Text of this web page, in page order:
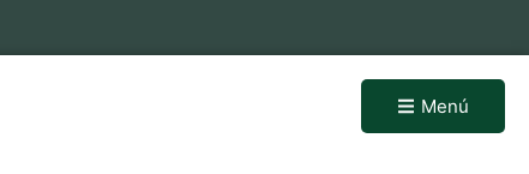
Menú